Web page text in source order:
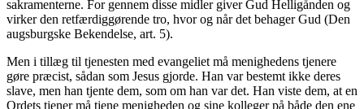
sakramenterne. For gennem disse midler giver Gud Helligånden og
virker den retfærdiggørende tro, hvor og når det behager Gud (Den
augsburgske Bekendelse, art. 5).
Men i tillæg til tjenesten med evangeliet må menighedens tjenere
gøre præcist, sådan som Jesus gjorde. Han var bestemt ikke deres
slave, men han tjente dem, som om han var det. Han viste dem, at en
Ordets tjener må tjene menigheden og sine kolleger på både den ene